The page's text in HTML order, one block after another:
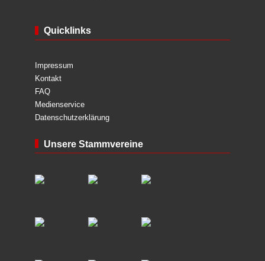
Quicklinks
Impressum
Kontakt
FAQ
Medienservice
Datenschutzerklärung
Unsere Stammvereine